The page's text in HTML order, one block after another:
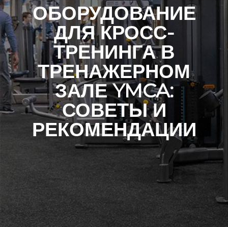
ОБОРУДОВАНИЕ
ДЛЯ КРОСС-
ТРЕНИНГА В
ТРЕНАЖЕРНОМ
ЗАЛЕ YMCA:
СОВЕТЫ И
РЕКОМЕНДАЦИИ